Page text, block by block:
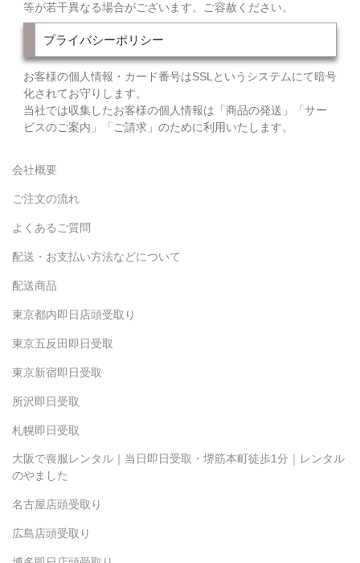
等が若干異なる場合がございます。ご容赦ください。
プライバシーポリシー
お客様の個人情報・カード番号はSSLというシステムにて暗号
化されてお守りします。
当社では収集したお客様の個人情報は「商品の発送」「サー
ビスのご案内」「ご請求」のために利用いたします。
会社概要
ご注文の流れ
よくあるご質問
配送・お支払い方法などについて
配送商品
東京都内即日店頭受取り
東京五反田即日受取
東京新宿即日受取
所沢即日受取
札幌即日受取
大阪で喪服レンタル｜当日即日受取・堺筋本町徒歩1分｜レンタル
のやました
名古屋店頭受取り
広島店頭受取り